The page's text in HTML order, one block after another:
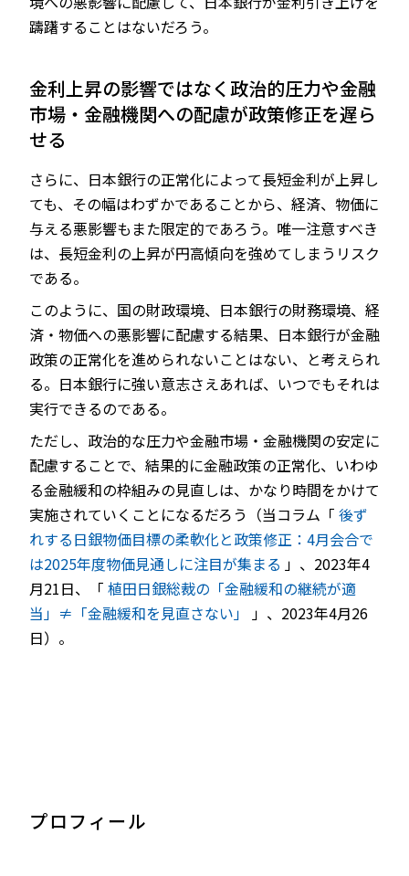
躊躇することはないだろう。
金利上昇の影響ではなく政治的圧力や金融
市場・金融機関への配慮が政策修正を遅ら
せる
さらに、日本銀行の正常化によって長短金利が上昇し
ても、その幅はわずかであることから、経済、物価に
与える悪影響もまた限定的であろう。唯一注意すべき
は、長短金利の上昇が円高傾向を強めてしまうリスク
である。
このように、国の財政環境、日本銀行の財務環境、経
済・物価への悪影響に配慮する結果、日本銀行が金融
政策の正常化を進められないことはない、と考えられ
る。日本銀行に強い意志さえあれば、いつでもそれは
実行できるのである。
ただし、政治的な圧力や金融市場・金融機関の安定に
配慮することで、結果的に金融政策の正常化、いわゆ
る金融緩和の枠組みの見直しは、かなり時間をかけて
実施されていくことになるだろう（当コラム「 後ず
れする日銀物価目標の柔軟化と政策修正：4月会合で
は2025年度物価見通しに注目が集まる 」、2023年4
月21日、「 植田日銀総裁の「金融緩和の継続が適
当」≠「金融緩和を見直さない」 」、2023年4月26
日）。
プロフィール